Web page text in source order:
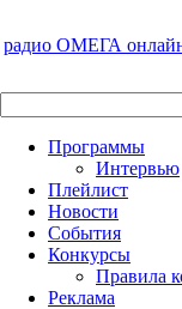
радио ОМЕГА
Программы
Интервью
Плейлист
Новости
События
Конкурсы
Правила
Реклама